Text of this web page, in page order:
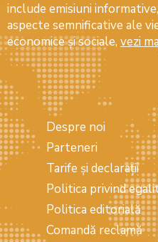
include emisiuni
aspecte semnificative ale
economice şi sociale, vezi
Despre noi
Parteneri
Tarife și declarații
Politica privind
Politica editorială
Comandă reclamă